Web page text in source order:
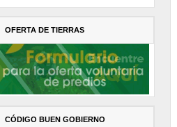
OFERTA DE TIERRAS
CÓDIGO BUEN GOBIERNO